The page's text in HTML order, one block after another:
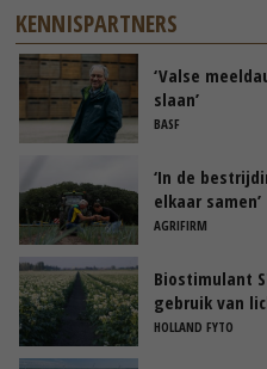
KENNISPARTNERS
‘Valse
slaan’
BASF
‘In de
elkaar samen’
AGRIFIRM
Biostimulant
gebruik van
HOLLAND FYTO